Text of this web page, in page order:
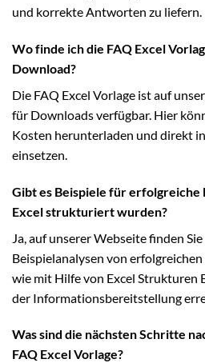
und korrekte Antworten zu liefern.
Wo finde ich die FAQ Excel
Download?
Die FAQ Excel Vorlage ist auf
für Downloads verfügbar. Hier
Kosten herunterladen und direkt
einsetzen.
Gibt es Beispiele für erfolgreiche
Excel strukturiert wurden?
Ja, auf unserer Webseite finden
Beispielanalysen von erfolgreichen
wie mit Hilfe von Excel Strukturen
der Informationsbereitstellung
Was sind die nächsten Schritte
FAQ Excel Vorlage?